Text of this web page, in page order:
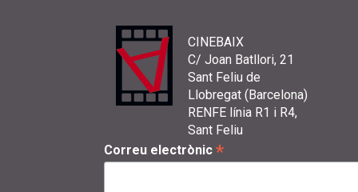
CINEBAIX
C/ Joan Batllori, 21
Sant Feliu de
Llobregat (Barcelona)
RENFE línia R1 i R4,
Sant Feliu
Correu electrònic *